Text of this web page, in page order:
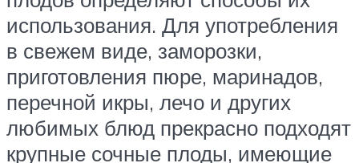
использования. Для употребления
в свежем виде, заморозки,
приготовления пюре, маринадов,
перечной икры, лечо и других
любимых блюд прекрасно подходят
крупные сочные плоды, имеющие